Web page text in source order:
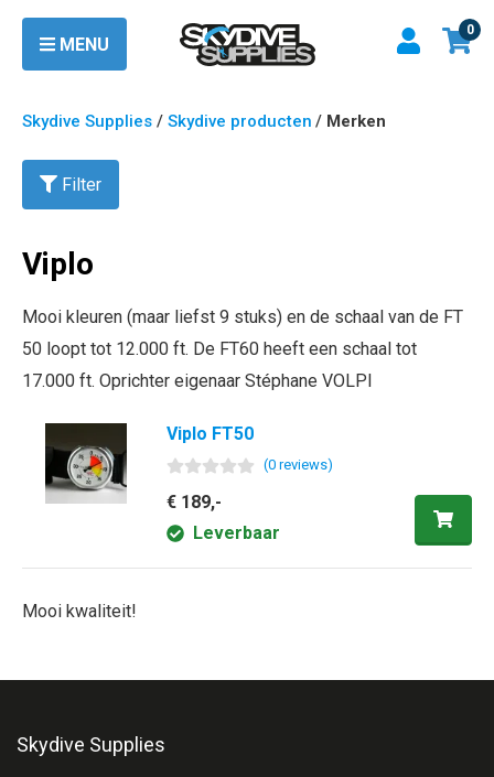
MENU
0
Skydive Supplies / Skydive producten / Merken
Filter
Viplo
Mooi kleuren (maar liefst 9 stuks) en de schaal van de FT
50 loopt tot 12.000 ft. De FT60 heeft een schaal tot
17.000 ft. Oprichter eigenaar Stéphane VOLPI
Viplo FT50
(0reviews)
€ 189,-
Leverbaar
Mooi kwaliteit!
Skydive Supplies